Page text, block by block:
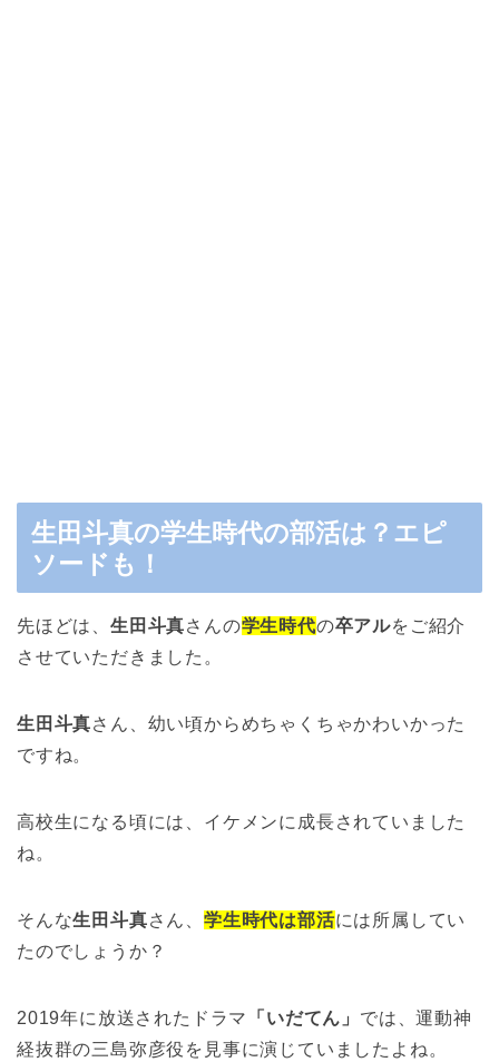
生田斗真の学生時代の部活は？エピ
ソードも！
先ほどは、 生田斗真さんの学生時代の卒アルをご紹介
させていただきました。
生田斗真さん、幼い頃からめちゃくちゃかわいかった
ですね。
高校生になる頃には、イケメンに成長されていました
ね。
そんな生田斗真さん、学生時代は部活には所属してい
たのでしょうか？
2019年に放送されたドラマ 「いだてん」 では、運動神
経抜群の三島弥彦役を見事に演じていましたよね。